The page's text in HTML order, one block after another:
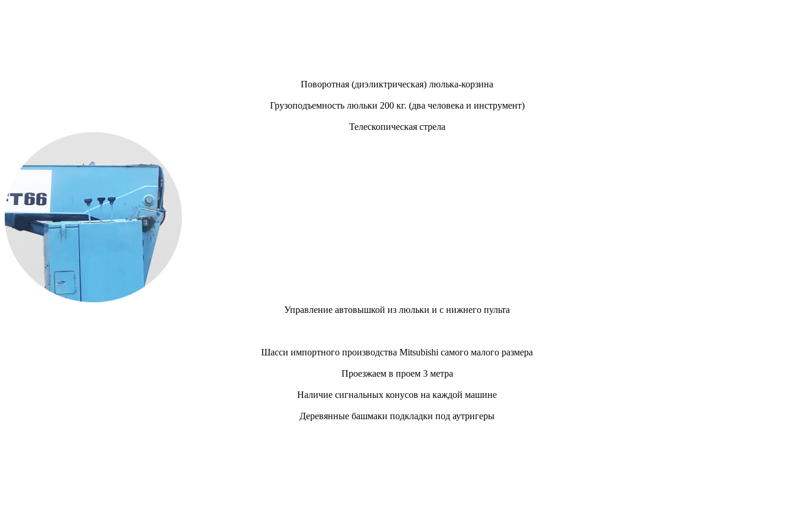
Поворотная (диэликтрическая) люлька-корзина
Грузоподъемность люльки 200 кг. (два человека и инструмент)
Телескопическая стрела
Управление автовышкой из люльки и с нижнего пульта
Шасси импортного производства Mitsubishi самого малого размера
Проезжаем в проем 3 метра
Наличие сигнальных конусов на каждой машине
Деревянные башмаки подкладки под аутригеры